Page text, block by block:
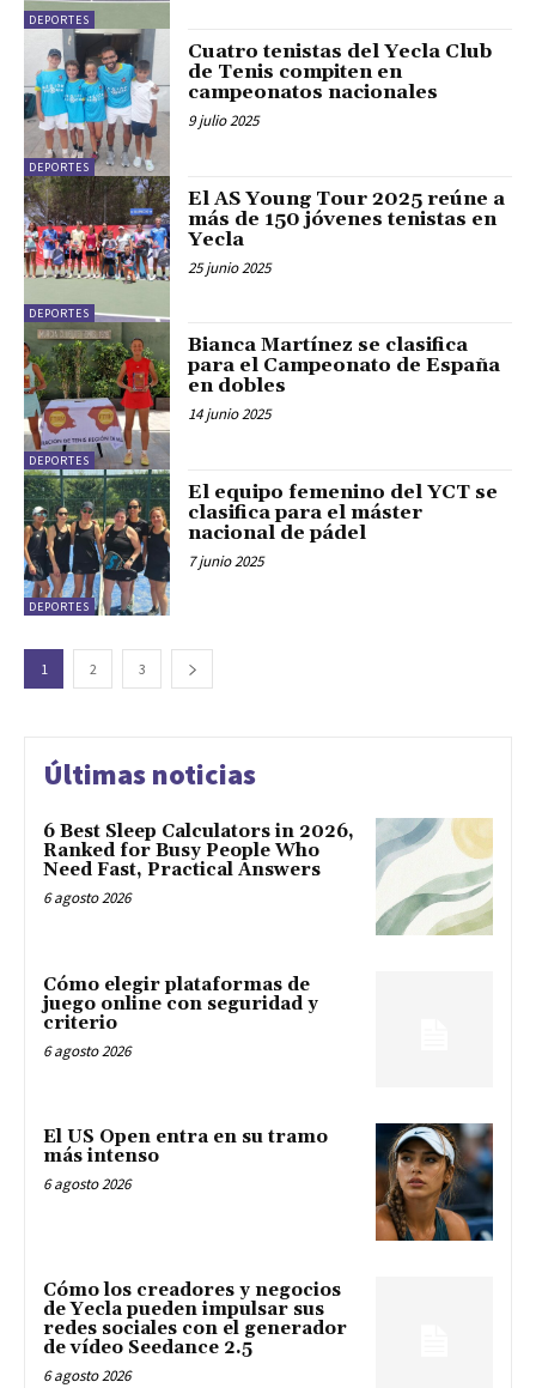
DEPORTES
DEPORTES
Cuatro tenistas del Yecla Club
de Tenis compiten en
campeonatos nacionales
9 julio 2025
DEPORTES
El AS Young Tour 2025 reúne a
más de 150 jóvenes tenistas en
Yecla
25 junio 2025
DEPORTES
Bianca Martínez se clasifica
para el Campeonato de España
en dobles
14 junio 2025
DEPORTES
El equipo femenino del YCT se
clasifica para el máster
nacional de pádel
7 junio 2025
1 2 3
Últimas noticias
6 Best Sleep Calculators in 2026,
Ranked for Busy People Who
Need Fast, Practical Answers
6 agosto 2026
Cómo elegir plataformas de
juego online con seguridad y
criterio
6 agosto 2026
El US Open entra en su tramo
más intenso
6 agosto 2026
Cómo los creadores y negocios
de Yecla pueden impulsar sus
redes sociales con el generador
de vídeo Seedance 2.5
6 agosto 2026